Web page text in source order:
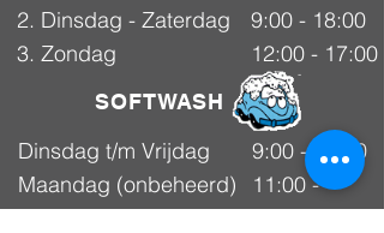
2. Dinsdag - Zaterdag
9:00 - 18:00
3. Zondag
12:00 - 17:00
SOFTWASH
Dinsdag t/m Vrijdag
9:00 - 18:00
Maandag (onbeheerd)
Selfwash
11:00 -
18:00
Zaterdag
9:00 - 18:00